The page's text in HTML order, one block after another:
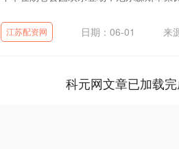
江苏配资网 日期：06-01 来
科元网文章已加载